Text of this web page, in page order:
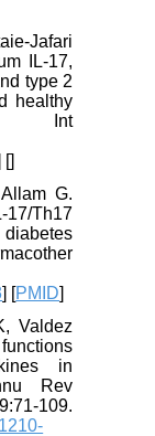
Jafari
IL-17,
type 2
healthy
Int
] [
Allam G.
17/Th17
] [PMID
Valdez
functions
in
Rev
109.